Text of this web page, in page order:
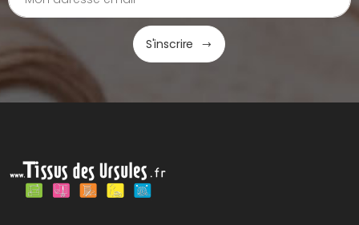
S'inscrire